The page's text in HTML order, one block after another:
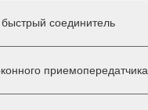
соединитель
приемопередатчика